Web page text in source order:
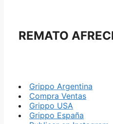
REMATO
Grippo Argentina
Compra Ventas
Grippo USA
Grippo España